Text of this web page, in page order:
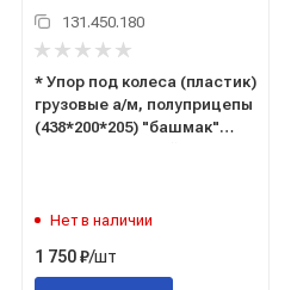
131.450.180
* Упор под колеса (пластик)
грузовые а/м, полуприцепы
(438*200*205) "бaшмaк"
Нет в наличии
1 750₽/шт